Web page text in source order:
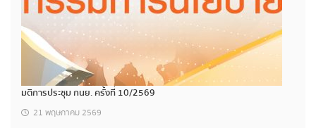
มติการประชุม กนย. ครั้งที่ 10/2569
21 พฤษภาคม 2569